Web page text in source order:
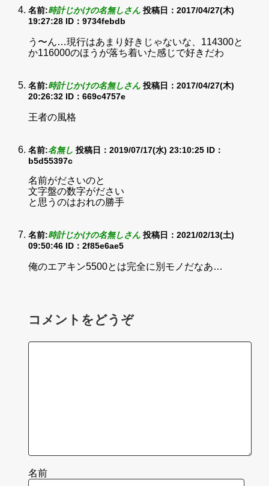
名前:時計じかけの名無しさん 投稿日：2017/04/27(木)
19:27:28 ID：9734febdb
う〜ん…現行はあまり好きじゃないな、114300と
か116000のほうが落ち着いた感じで好きだわ
名前:時計じかけの名無しさん 投稿日：2017/04/27(木)
20:26:32 ID：669c4757e
王者の風格
名前:名無し 投稿日：2019/07/17(水) 23:10:25 ID：
b5d55397c
名前がださいのと
文字盤の数字がださい
と思うのはおれの勝手
名前:時計じかけの名無しさん 投稿日：2021/02/13(土)
09:50:46 ID：2f85e6ae5
俺のエアキン5500とは完全に別モノだなあ…
コメントをどうぞ
名前